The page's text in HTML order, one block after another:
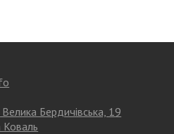
Бердичівська, 19
Коваль